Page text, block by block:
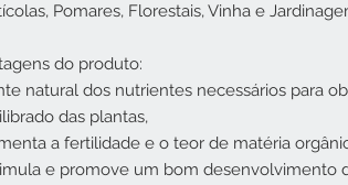
Pomares, Florestais, Vinha e
do produto:
natural dos nutrientes necessários para
das plantas,
a fertilidade e o teor de matéria
e promove um bom desenvolvimento